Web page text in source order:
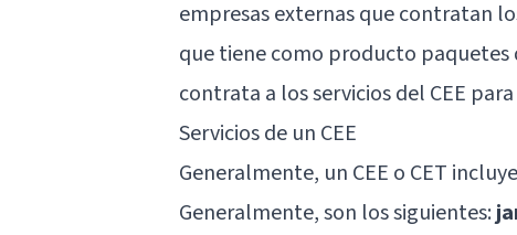
empresas externas que contratan
que tiene como producto
contrata a los servicios del CEE
Servicios de un CEE
Generalmente, un CEE o CET
Generalmente, son los siguientes: